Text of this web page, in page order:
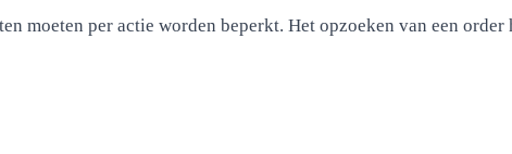
moeten per actie worden beperkt. Het opzoeken van een